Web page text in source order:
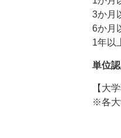
3か月
6か月
1年以
単位
【大
※各大